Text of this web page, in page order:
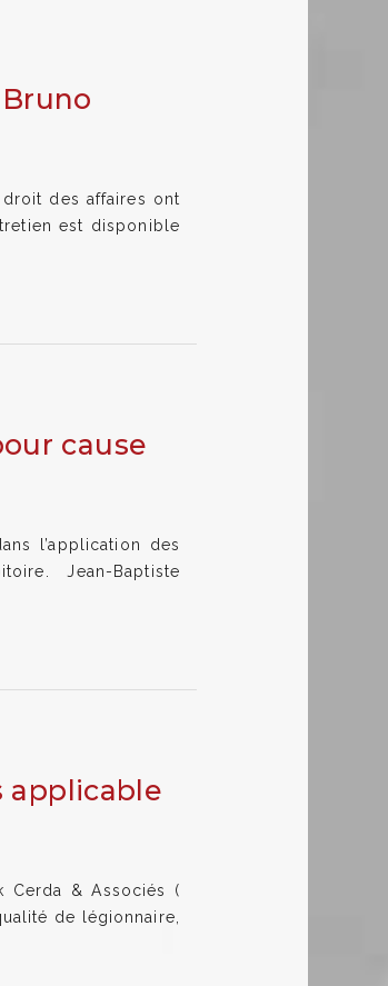
des affaires ont
est disponible
cause
l’application des
Jean-Baptiste
applicable
Cerda & Associés (
de légionnaire,